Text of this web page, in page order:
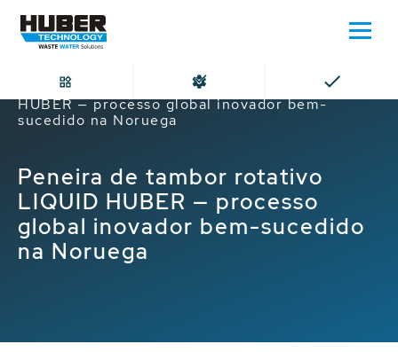
Home
Peneira de tambor rotativo LIQUID
HUBER — processo global inovador bem-
sucedido na Noruega
Peneira de tambor rotativo
LIQUID HUBER — processo
global inovador bem-sucedido
na Noruega